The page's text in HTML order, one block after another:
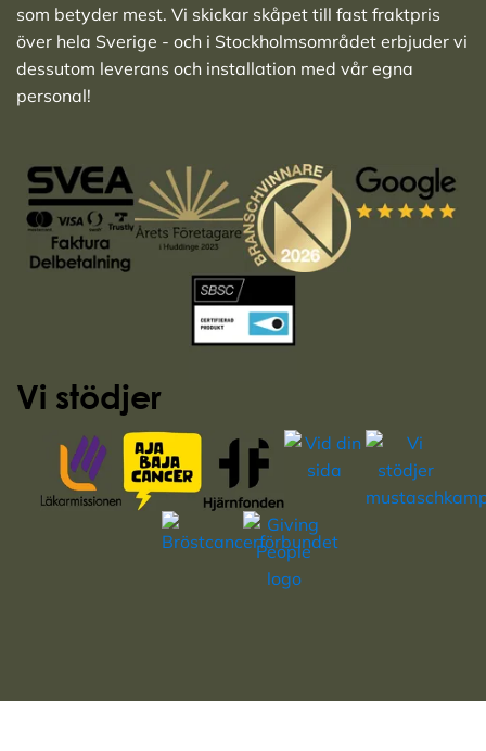
som betyder mest. Vi skickar skåpet till fast fraktpris
över hela Sverige - och i Stockholmsområdet erbjuder vi
dessutom leverans och installation med vår egna
personal!
Vi stödjer